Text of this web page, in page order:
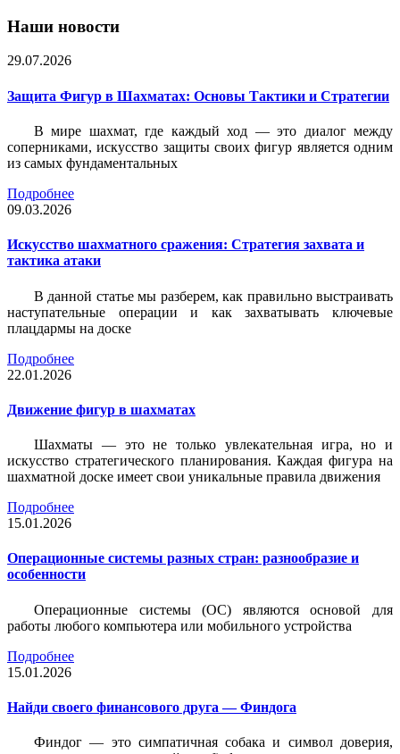
Наши новости
29.07.2026
Защита Фигур в Шахматах: Основы Тактики и Стратегии
В мире шахмат, где каждый ход — это диалог между
соперниками, искусство защиты своих фигур является одним
из самых фундаментальных
Подробнее
09.03.2026
Искусство шахматного сражения: Стратегия захвата и
тактика атаки
В данной статье мы разберем, как правильно выстраивать
наступательные операции и как захватывать ключевые
плацдармы на доске
Подробнее
22.01.2026
Движение фигур в шахматах
Шахматы — это не только увлекательная игра, но и
искусство стратегического планирования. Каждая фигура на
шахматной доске имеет свои уникальные правила движения
Подробнее
15.01.2026
Операционные системы разных стран: разнообразие и
особенности
Операционные системы (ОС) являются основой для
работы любого компьютера или мобильного устройства
Подробнее
15.01.2026
Найди своего финансового друга — Финдога
Финдог — это симпатичная собака и символ доверия,